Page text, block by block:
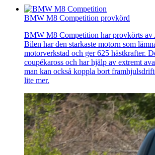
BMW M8 Competition provkörd
BMW M8 Competition har provkörts
Bilen har den starkaste motorn som
motorverkstad och ger 625 hästkrafter.
coupékaross och har hjälp av extremt
man kan också koppla bort
lite mer.